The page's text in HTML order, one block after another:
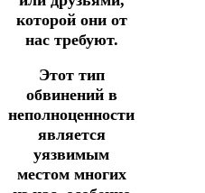
которой они от
нас требуют.
Этот тип
обвинений в
неполноценности
является
уязвимым
местом многих